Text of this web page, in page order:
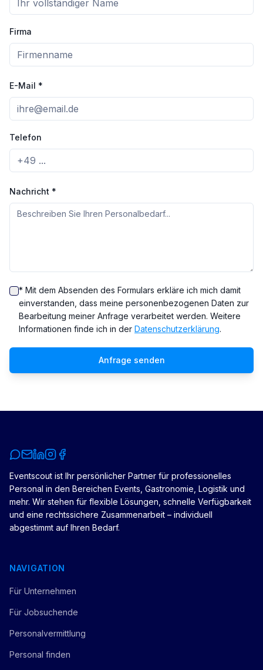
Firma
E-Mail *
Telefon
Nachricht *
* Mit dem Absenden des Formulars erkläre ich mich damit
einverstanden, dass meine personenbezogenen Daten zur
Bearbeitung meiner Anfrage verarbeitet werden. Weitere
Informationen finde ich in der Datenschutzerklärung.
Anfrage senden
Eventscout ist Ihr persönlicher Partner für professionelles
Personal in den Bereichen Events, Gastronomie, Logistik und
mehr. Wir stehen für flexible Lösungen, schnelle Verfügbarkeit
und eine rechtssichere Zusammenarbeit – individuell
abgestimmt auf Ihren Bedarf.
NAVIGATION
Für Unternehmen
Für Jobsuchende
Personalvermittlung
Personal finden